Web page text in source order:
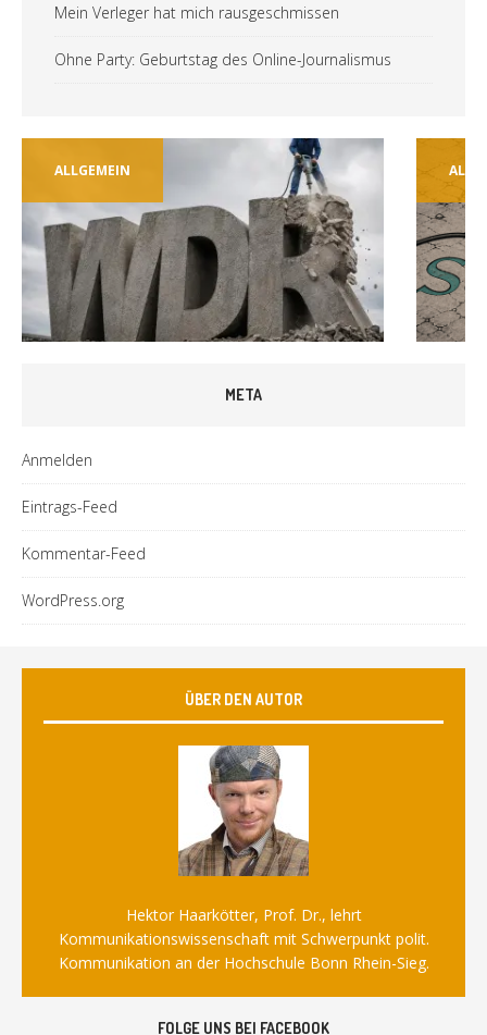
Mein Verleger hat mich rausgeschmissen
Ohne Party: Geburtstag des Online-Journalismus
ALLGEMEIN
META
Anmelden
Eintrags-Feed
Kommentar-Feed
WordPress.org
ÜBER DEN AUTOR
Hektor Haarkötter, Prof. Dr., lehrt
Kommunikationswissenschaft mit Schwerpunkt polit.
Kommunikation an der Hochschule Bonn Rhein-Sieg.
FOLGE UNS BEI FACEBOOK